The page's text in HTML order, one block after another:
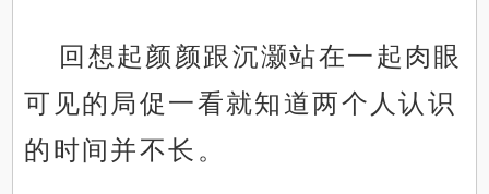
回想起颜颜跟沉灏站在一起肉眼
可见的局促一看就知道两个人认识
的时间并不长。